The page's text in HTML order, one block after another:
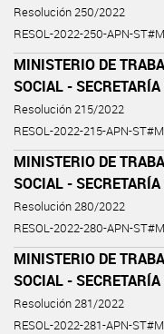
Resolución 250/2022
RESOL-2022-250-APN-
MINISTERIO DE
SOCIAL -
Resolución 215/2022
RESOL-2022-215-APN-
MINISTERIO DE
SOCIAL -
Resolución 280/2022
RESOL-2022-280-APN-
MINISTERIO DE
SOCIAL -
Resolución 281/2022
RESOL-2022-281-APN-